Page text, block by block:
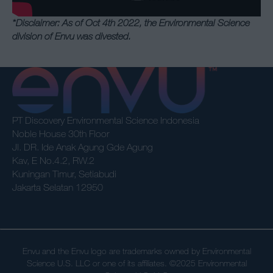
*Disclaimer: As of Oct 4th 2022, the Environmental Science
division of Envu was divested.
PT Discovery Environmental Science Indonesia
Noble House 30th Floor
Jl. DR. Ide Anak Agung Gde Agung
Kav, E No.4.2, RW.2
Kuningan Timur, Setiabudi
Jakarta Selatan 12950
Envu and the Envu logo are trademarks owned by Environmental
Science U.S. LLC or one of its affiliates. ©2025 Environmental